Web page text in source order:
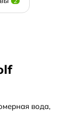
вода,